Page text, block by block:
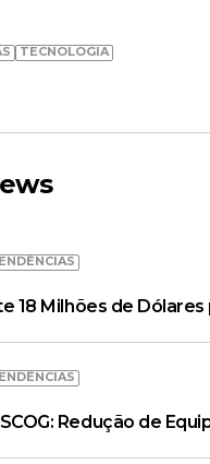
TECNOLOGIA
18 Milhões de
Redução de